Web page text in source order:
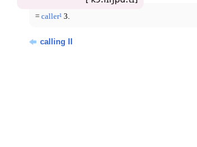
= caller¹3.
calling II